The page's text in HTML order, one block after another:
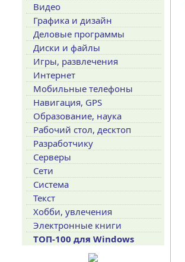
Видео
Графика и дизайн
Деловые программы
Диски и файлы
Игры, развлечения
Интернет
Мобильные телефоны
Навигация, GPS
Образование, наука
Рабочий стол, десктоп
Разработчику
Серверы
Сети
Система
Текст
Хобби, увлечения
Электронные книги
ТОП-100 для Windows